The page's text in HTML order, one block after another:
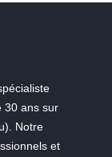
30 ans sur
Notre
et